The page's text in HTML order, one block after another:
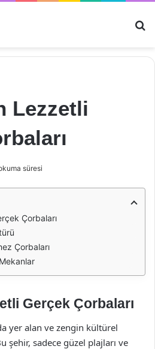
Lezzetli
süresi
Çorbaları
Çorbaları
Gerçek Çorbaları
yer alan ve zengin kültürel
şehir, sadece güzel plajları ve